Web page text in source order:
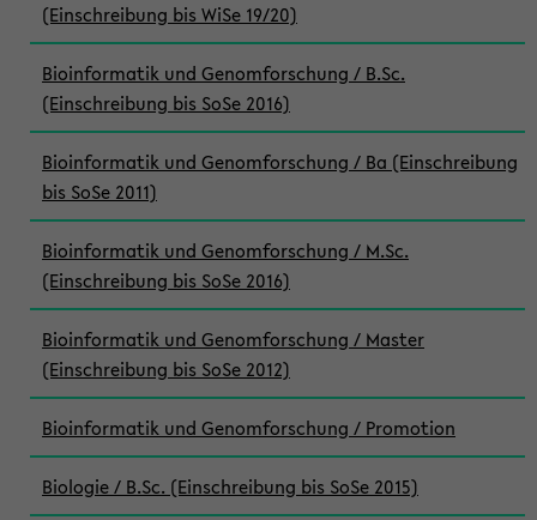
(Einschreibung bis WiSe 19/20)
Bioinformatik und Genomforschung / B.Sc.
(Einschreibung bis SoSe 2016)
Bioinformatik und Genomforschung / Ba (Einschreibung
bis SoSe 2011)
Bioinformatik und Genomforschung / M.Sc.
(Einschreibung bis SoSe 2016)
Bioinformatik und Genomforschung / Master
(Einschreibung bis SoSe 2012)
Bioinformatik und Genomforschung / Promotion
Biologie / B.Sc. (Einschreibung bis SoSe 2015)